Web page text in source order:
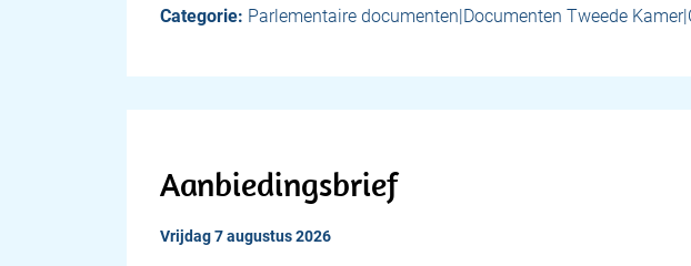
Categorie: Parlementaire documenten|Documenten Tweede
Aanbiedingsbrief
vrijdag 7 augustus 2026